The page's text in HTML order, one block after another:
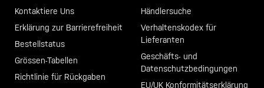
Kontaktiere Uns
Erklärung zur Barrierefreiheit
Bestellstatus
Grössen-Tabellen
Richtlinie für Rückgaben
Händlersuche
Verhaltenskodex für
Lieferanten
Geschäfts- und
Datenschutzbedingungen
EU/UK Konformitätserklärung